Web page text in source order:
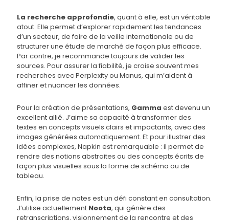
La recherche approfondie, quant à elle, est un véritable
atout. Elle permet d’explorer rapidement les tendances
d’un secteur, de faire de la veille internationale ou de
structurer une étude de marché de façon plus efficace.
Par contre, je recommande toujours de valider les
sources. Pour assurer la fiabilité, je croise souvent mes
recherches avec Perplexity ou Manus, qui m’aident à
affiner et nuancer les données.
Pour la création de présentations, Gamma est devenu un
excellent allié. J’aime sa capacité à transformer des
textes en concepts visuels clairs et impactants, avec des
images générées automatiquement. Et pour illustrer des
idées complexes, Napkin est remarquable : il permet de
rendre des notions abstraites ou des concepts écrits de
façon plus visuelles sous la forme de schéma ou de
tableau.
Enfin, la prise de notes est un défi constant en consultation.
J’utilise actuellement Noota, qui génère des
retranscriptions, visionnement de la rencontre et des